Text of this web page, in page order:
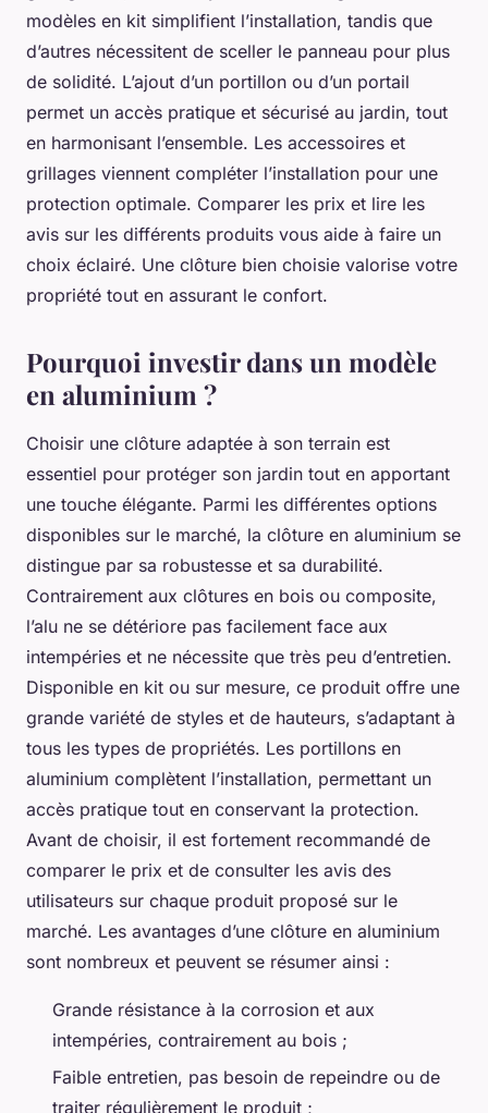
modèles en kit simplifient l’installation, tandis que
d’autres nécessitent de sceller le panneau pour plus
de solidité. L’ajout d’un portillon ou d’un portail
permet un accès pratique et sécurisé au jardin, tout
en harmonisant l’ensemble. Les accessoires et
grillages viennent compléter l’installation pour une
protection optimale. Comparer les prix et lire les
avis sur les différents produits vous aide à faire un
choix éclairé. Une clôture bien choisie valorise votre
propriété tout en assurant le confort.
Pourquoi investir dans un modèle
en aluminium ?
Choisir une clôture adaptée à son terrain est
essentiel pour protéger son jardin tout en apportant
une touche élégante. Parmi les différentes options
disponibles sur le marché, la clôture en aluminium se
distingue par sa robustesse et sa durabilité.
Contrairement aux clôtures en bois ou composite,
l’alu ne se détériore pas facilement face aux
intempéries et ne nécessite que très peu d’entretien.
Disponible en kit ou sur mesure, ce produit offre une
grande variété de styles et de hauteurs, s’adaptant à
tous les types de propriétés. Les portillons en
aluminium complètent l’installation, permettant un
accès pratique tout en conservant la protection.
Avant de choisir, il est fortement recommandé de
comparer le prix et de consulter les avis des
utilisateurs sur chaque produit proposé sur le
marché. Les avantages d’une clôture en aluminium
sont nombreux et peuvent se résumer ainsi :
Grande résistance à la corrosion et aux
intempéries, contrairement au bois ;
Faible entretien, pas besoin de repeindre ou de
traiter régulièrement le produit ;